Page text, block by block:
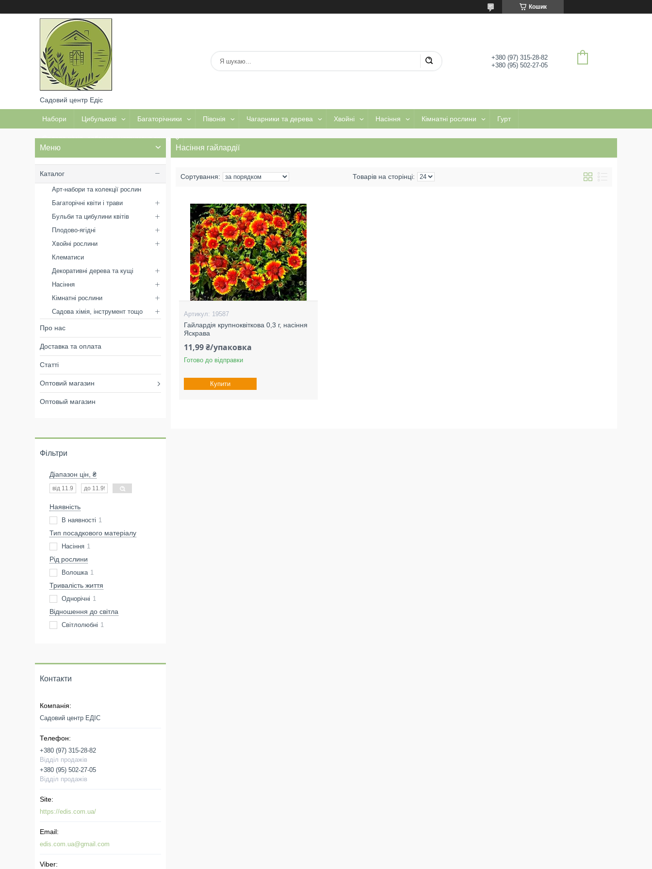
Кошик
Садовий центр Едіс
+380 (97) 315-28-82
+380 (95) 502-27-05
Набори Цибулькові Багаторічники Півонія Чагарники та дерева Хвойні Насіння Кімнатні рослини Гурт
Садова хімія, добрива, інструмент тощо
Насіння гайлардії
19587
Гайлардія крупноквіткова 0,3 г, насіння
Яскрава
11,99 ₴/упаковка
Готово до відправки
Купити
Каталог
Арт-набори та колекції рослин
Багаторічні квіти і трави
Бульби та цибулини квітів
Плодово-ягідні
Хвойні рослини
Клематиси
Декоративні дерева та кущі
Насіння
Кімнатні рослини
Садова хімія, інструмент тощо
Про нас
Доставка та оплата
Статті
Оптовий магазин
Оптовый магазин
Фільтри
Діапазон цін, ₴
Наявність
В наявності 1
Тип посадкового матеріалу
Насіння 1
Рід рослини
Волошка 1
Тривалість життя
Однорічні 1
Відношення до світла
Світлолюбні 1
Контакти
Садовий центр ЕДІС
+380 (97) 315-28-82
Відділ продажів
+380 (95) 502-27-05
Відділ продажів
https://edis.com.ua/
edis.com.ua@gmail.com